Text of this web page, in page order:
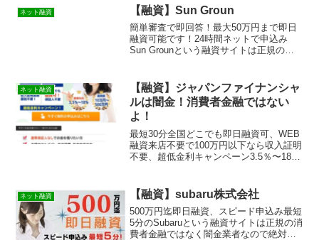
ネット融資 【融資】Sun Groun
簡単審査で即回答！最大50万円まで即日
融資可能です！24時間ネットで申込み
Sun Grounという融資サイトは正規の消
なURLを与えられたスマホ専用の闇金サ
イトなので時...
ネット融資
【融資】ジャパンファイナンシャ
ルは闇金！消費者金融ではない
よ！
最短30分全国どこでも即日融資可、WEB
融資来店不要で100万円以下なら収入証明
不要、超低金利キャンペーン3.5％〜18
者の「株式会社ジャパン・ファイナンシ
ャル・ソリ...
ネット融資 【融資】subaru株式会社
500万円迄即日融資、スピード申込み最短
5分のSubaruという融資サイトは正規の消
費者金融ではなく闇金業者なので絶対に